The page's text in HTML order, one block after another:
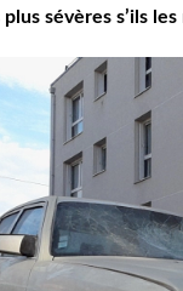
sévères s’ils